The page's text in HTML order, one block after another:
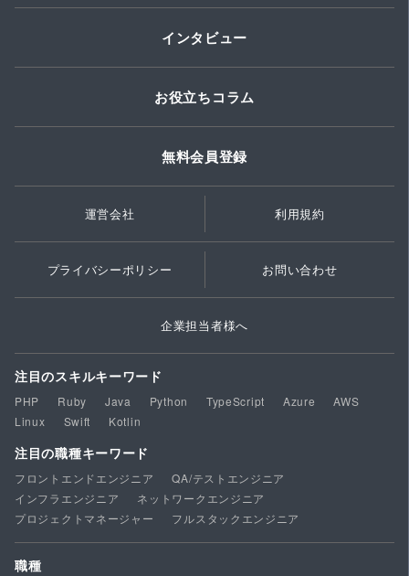
インタビュー
お役立ちコラム
無料会員登録
運営会社 利用規約
プライバシーポリシー お問い合わせ
企業担当者様へ
注目のスキルキーワード
PHP Ruby Java Python TypeScript Azure
AWS
Linux
Swift Kotlin
注目の職種キーワード
フロントエンドエンジニア
QA/テストエンジニア
インフラエンジニア
ネットワークエンジニア
プロジェクトマネージャー
フルスタックエンジニア
職種